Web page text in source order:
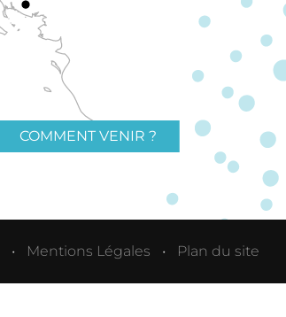
COMMENT VENIR ?
Mentions Légales Plan du site